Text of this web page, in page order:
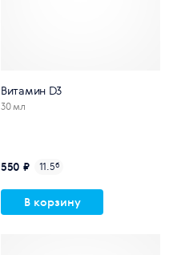
Витамин D3
30 мл
550 ₽ 11.5б
В корзину